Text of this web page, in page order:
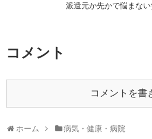
派遣元か先かで悩まな
コメント
コメントを書
ホーム 病気・健康・病院